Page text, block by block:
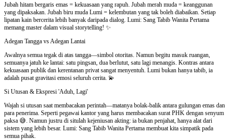
Jubah hitam bergaris emas = kekuasaan yang rapuh. Jubah merah muda = keanggunan
yang dipaksakan. Jubah biru muda Lumi = kelembutan yang tak boleh diabaikan. Setiap
lipatan kain bercerita lebih banyak daripada dialog. Lumi: Sang Tabib Wanita Pertama
memang master dalam visual storytelling! ✨
Adegan Tangga vs Adegan Lantai
Awalnya semua tegak di atas tangga—simbol otoritas. Namun begitu masuk ruangan,
semuanya jatuh ke lantai: satu pingsan, dua berlutut, satu lagi menangis. Kontras antara
kekuasaan publik dan kerentanan privat sangat menyentuh. Lumi bukan hanya tabib, ia
adalah pusat gravitasi emosi seluruh cerita. 💫
Si Utusan & Ekspresi 'Aduh, Lagi'
Wajah si utusan saat membacakan perintah—matanya bolak-balik antara gulungan emas dan
para penerima. Seperti pegawai kantor yang harus membacakan surat PHK dengan senyum
paksa 😅. Namun justru di situlah kejeniusan akting: ia bukan penjahat, hanya alat dari
sistem yang lebih besar. Lumi: Sang Tabib Wanita Pertama membuat kita simpatik pada
semua pihak.